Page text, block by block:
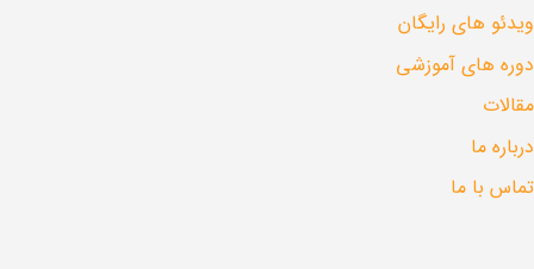
ویدئو های رایگان
دوره های آموزشی
مقالات
درباره ما
تماس با ما